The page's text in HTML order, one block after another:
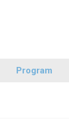
Program